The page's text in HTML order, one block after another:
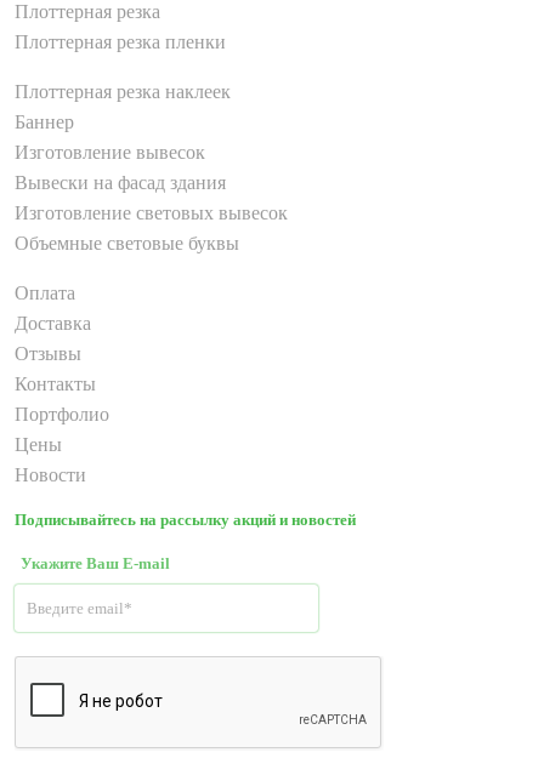
Плоттерная резка
Плоттерная резка пленки
Плоттерная резка наклеек
Баннер
Изготовление вывесок
Вывески на фасад здания
Изготовление световых вывесок
Объемные световые буквы
Оплата
Доставка
Отзывы
Контакты
Портфолио
Цены
Новости
Подписывайтесь на рассылку акций и новостей
Укажите Ваш E-mail